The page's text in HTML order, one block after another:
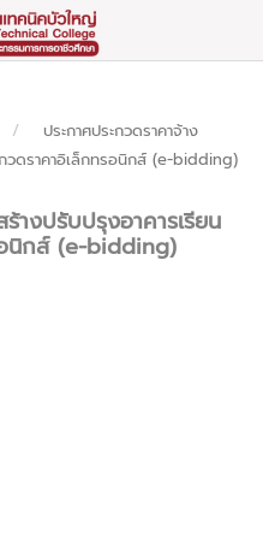
ประกาศประกวดราคาจ้าง
วดราคาอิเล็กทรอนิกส์ (e-bidding)
างปรับปรุงอาคารเรียน
อนิกส์ (e-bidding)